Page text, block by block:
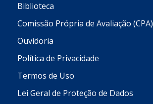
Biblioteca
Comissão Própria de Avaliação (CPA)
Ouvidoria
Política de Privacidade
Termos de Uso
Lei Geral de Proteção de Dados